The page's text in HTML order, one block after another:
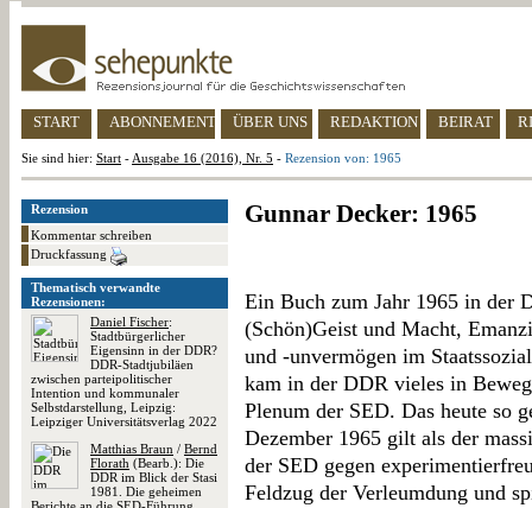
START ABONNEMENT ÜBER UNS REDAKTION BEIRAT
Sie sind hier: Start - Ausgabe 16 (2016), Nr. 5 - Rezension von: 1965
Rezension
Kommentar schreiben
Druckfassung
Thematisch verwandte
Rezensionen:
Daniel Fischer:
Stadtbürgerlicher
Eigensinn in der DDR?
DDR-Stadtjubiläen
zwischen parteipolitischer
Intention und kommunaler
Selbstdarstellung, Leipzig:
Leipziger Universitätsverlag 2022
Matthias Braun / Bernd
Florath (Bearb.): Die
DDR im Blick der Stasi
1981. Die geheimen
Gunnar Decker: 1965
Ein Buch zum Jahr 1965 in der
(Schön)Geist und Macht,
und -unvermögen im
kam in der DDR vieles in
Plenum der SED. Das heute so
Dezember 1965 gilt als der
der SED gegen
Feldzug der Verleumdung und